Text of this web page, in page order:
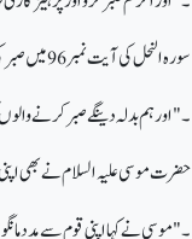
سورہ النحل کی آیت نمبر 96 میں صبر کی فضیلت یوں بیان کی گئی ہے۔
۔"اور ہم بدلہ دینگے صبر کرنے
حضرت موسی علیہ السلام نے بھی اپنی قوم
۔"موسی نے کہا اپنی قوم سے مدد